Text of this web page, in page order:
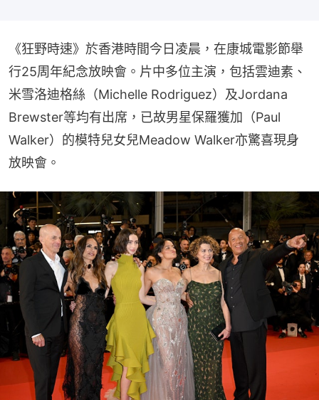
《狂野時速》於香港時間今日凌晨，在康城電影節舉
行25周年紀念放映會。片中多位主演，包括雲迪素、
米雪洛迪格絲（Michelle Rodriguez）及Jordana
Brewster等均有出席，已故男星保羅獲加（Paul
Walker）的模特兒女兒Meadow Walker亦驚喜現身
放映會。